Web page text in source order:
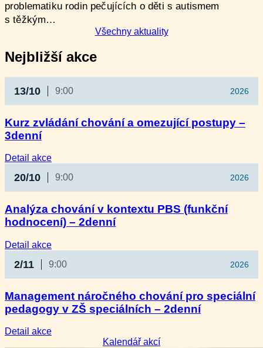
problematiku rodin pečujících o děti s autismem
s těžkým…
Všechny aktuality
Nejbližší akce
13/10 2026
9:00
Kurz zvládání chování a omezující postupy –
3denní
Detail akce:
zvládání
postupy
–
3denní
20/10 2026
9:00
Analýza chování v kontextu PBS (funkční
hodnocení) – 2denní
Detail akce:
chování
(funkční
hodnocení)
–
2/11 2026
9:00
Management náročného chování pro speciální
pedagogy v ZŠ speciálních – 2denní
Detail akce:
ManagementKalendář akcí